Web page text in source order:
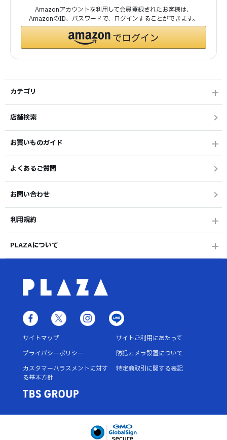
Amazonアカウントを利用して会員登録されたお客様は、
AmazonのID、パスワードで、ログインすることができます。
カテゴリ
店舗検索
お買いものガイド
よくあるご質問
お問い合わせ
利用規約
PLAZAについて
サイトマップ
サイトご利用にあたって
プライバシーポリシー
防犯カメラ設置について
カスタマーハラスメントに対す
る基本方針
特定商取引に関する表記